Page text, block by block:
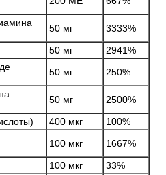
50 мг
3333%
50 мг
2941%
50 мг
250%
50 мг
2500%
400 мкг
100%
100 мкг
1667%
100 мкг
33%